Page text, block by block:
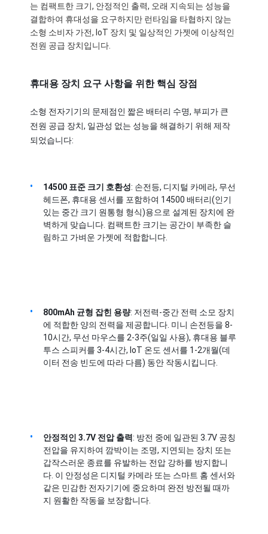
제품
비디오
는 컴팩트한 크기, 안정적인 출력, 오래 지속되는 성능을
결합하여 휴대성을 요구하지만 런타임을 타협하지 않는
소형 소비자 가전, IoT 장치 및 일상적인 가젯에 이상적인
전원 공급 장치입니다.
휴대용 장치 요구 사항을 위한 핵심 장점
소형 전자기기의 문제점인 짧은 배터리 수명, 부피가 큰
전원 공급 장치, 일관성 없는 성능을 해결하기 위해 제작
되었습니다:
14500 표준 크기 호환성: 손전등, 디지털 카메라, 무선
헤드폰, 휴대용 센서를 포함하여 14500 배터리(인기
있는 중간 크기 원통형 형식)용으로 설계된 장치에 완
벽하게 맞습니다. 컴팩트한 크기는 공간이 부족한 슬
림하고 가벼운 가젯에 적합합니다.
800mAh 균형 잡힌 용량: 저전력-중간 전력 소모 장치
에 적합한 양의 전력을 제공합니다. 미니 손전등을 8-
10시간, 무선 마우스를 2-3주(일일 사용), 휴대용 블루
투스 스피커를 3-4시간, IoT 온도 센서를 1-2개월(데
이터 전송 빈도에 따라 다름) 동안 작동시킵니다.
안정적인 3.7V 전압 출력: 방전 중에 일관된 3.7V 공칭
전압을 유지하여 깜박이는 조명, 지연되는 장치 또는
갑작스러운 종료를 유발하는 전압 강하를 방지합니
다. 이 안정성은 디지털 카메라 또는 스마트 홈 센서와
같은 민감한 전자기기에 중요하며 완전 방전될 때까
지 원활한 작동을 보장합니다.